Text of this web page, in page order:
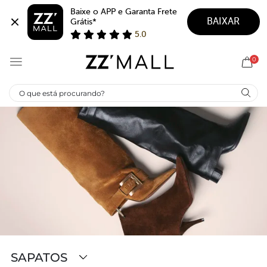
Baixe o APP e Garanta Frete
Grátis*
5.0
BAIXAR
0
SAPATOS